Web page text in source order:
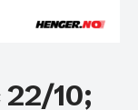
10;